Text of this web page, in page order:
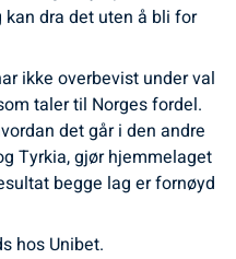
dra det uten å bli for
ikke overbevist under val
taler til Norges fordel.
det går i den andre
Tyrkia, gjør hjemmelaget
begge lag er fornøyd
hos Unibet.